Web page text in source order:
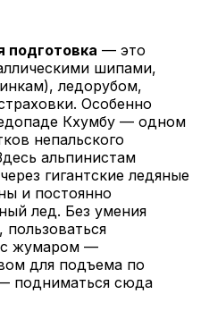
подготовка — это
шипами,
ледорубом,
Особенно
Кхумбу — одном
непальского
альпинистам
гигантские ледяные
и постоянно
лед. Без умения
пользоваться
с жумаром —
для подъема по
подниматься сюда